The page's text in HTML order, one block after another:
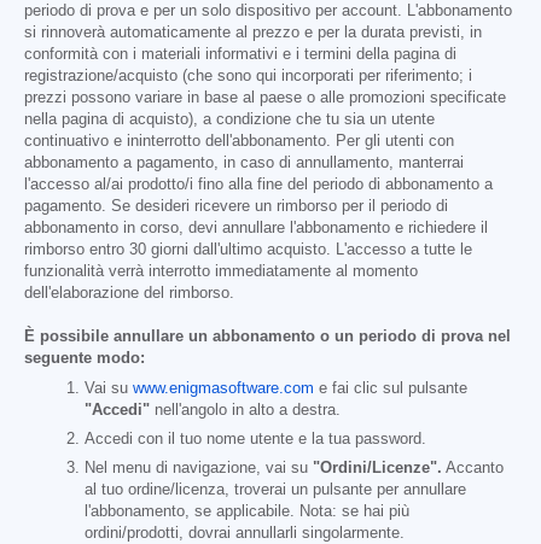
periodo di prova e per un solo dispositivo per account. L'abbonamento
si rinnoverà automaticamente al prezzo e per la durata previsti, in
conformità con i materiali informativi e i termini della pagina di
registrazione/acquisto (che sono qui incorporati per riferimento; i
prezzi possono variare in base al paese o alle promozioni specificate
nella pagina di acquisto), a condizione che tu sia un utente
continuativo e ininterrotto dell'abbonamento. Per gli utenti con
abbonamento a pagamento, in caso di annullamento, manterrai
l'accesso al/ai prodotto/i fino alla fine del periodo di abbonamento a
pagamento. Se desideri ricevere un rimborso per il periodo di
abbonamento in corso, devi annullare l'abbonamento e richiedere il
rimborso entro 30 giorni dall'ultimo acquisto. L'accesso a tutte le
funzionalità verrà interrotto immediatamente al momento
dell'elaborazione del rimborso.
È possibile annullare un abbonamento o un periodo di prova nel
seguente modo:
Vai su www.enigmasoftware.com e fai clic sul pulsante
"Accedi" nell'angolo in alto a destra.
Accedi con il tuo nome utente e la tua password.
Nel menu di navigazione, vai su "Ordini/Licenze". Accanto
al tuo ordine/licenza, troverai un pulsante per annullare
l'abbonamento, se applicabile. Nota: se hai più
ordini/prodotti, dovrai annullarli singolarmente.